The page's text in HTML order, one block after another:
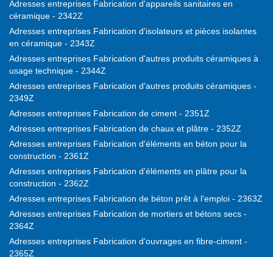
Adresses entreprises Fabrication d'appareils sanitaires en
céramique - 2342Z
Adresses entreprises Fabrication d'isolateurs et pièces isolantes
en céramique - 2343Z
Adresses entreprises Fabrication d'autres produits céramiques à
usage technique - 2344Z
Adresses entreprises Fabrication d'autres produits céramiques -
2349Z
Adresses entreprises Fabrication de ciment - 2351Z
Adresses entreprises Fabrication de chaux et plâtre - 2352Z
Adresses entreprises Fabrication d'éléments en béton pour la
construction - 2361Z
Adresses entreprises Fabrication d'éléments en plâtre pour la
construction - 2362Z
Adresses entreprises Fabrication de béton prêt à l'emploi - 2363Z
Adresses entreprises Fabrication de mortiers et bétons secs -
2364Z
Adresses entreprises Fabrication d'ouvrages en fibre-ciment -
2365Z